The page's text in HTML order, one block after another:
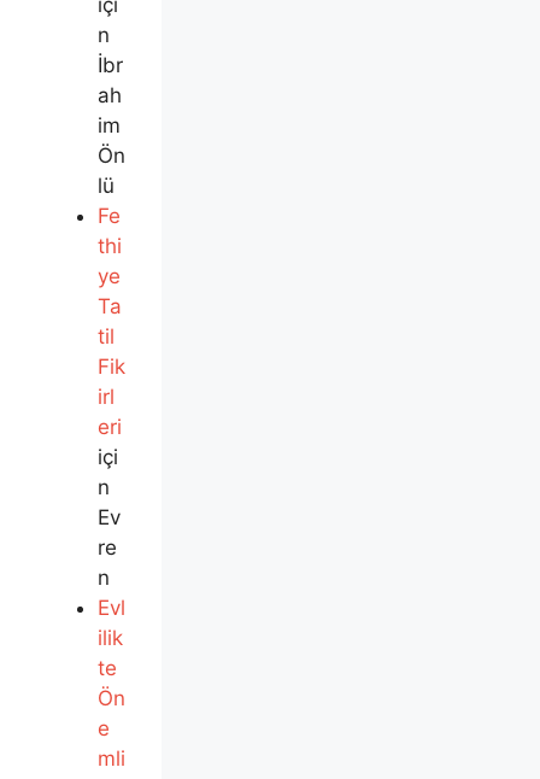
içi
n
İbr
ah
im
Ön
lü
Fe
thi
ye
Ta
til
Fik
irl
eri
içi
n
Ev
re
n
Evl
ilik
te
Ön
e
mli